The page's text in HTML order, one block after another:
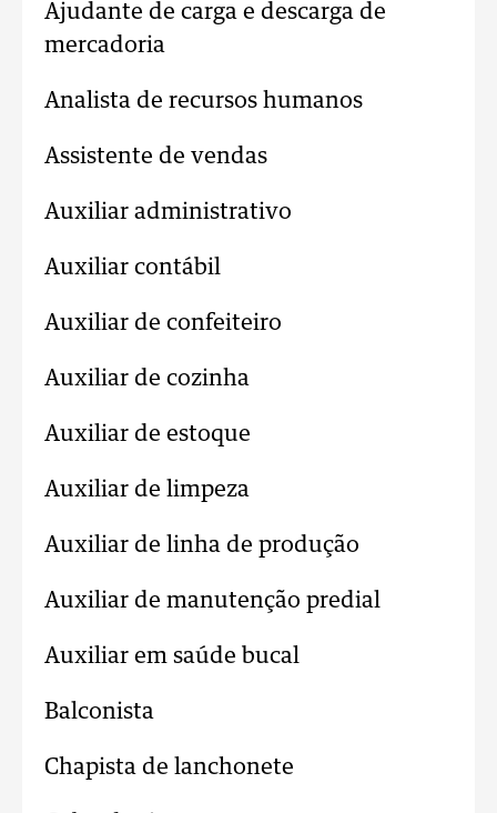
Ajudante de carga e descarga de
mercadoria
Analista de recursos humanos
Assistente de vendas
Auxiliar administrativo
Auxiliar contábil
Auxiliar de confeiteiro
Auxiliar de cozinha
Auxiliar de estoque
Auxiliar de limpeza
Auxiliar de linha de produção
Auxiliar de manutenção predial
Auxiliar em saúde bucal
Balconista
Chapista de lanchonete